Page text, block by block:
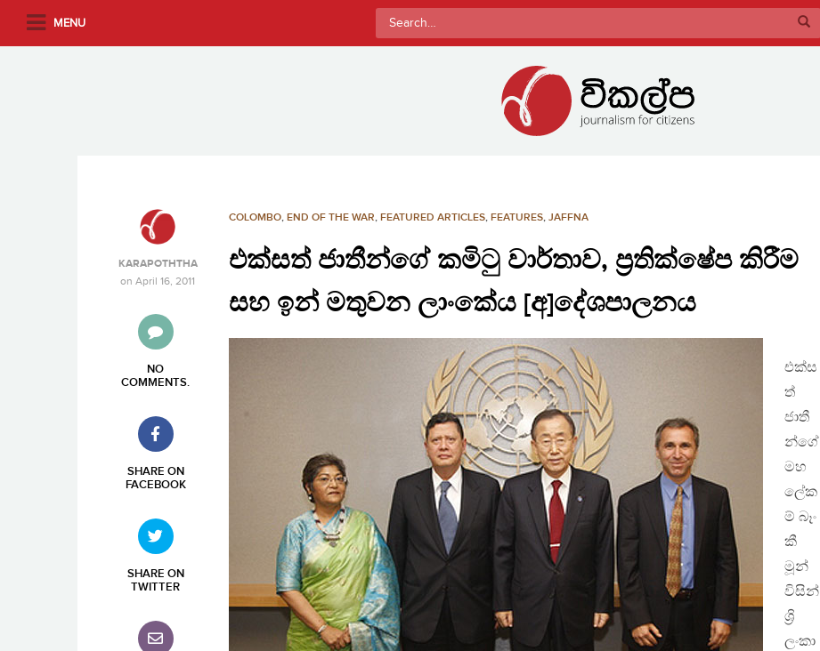
MENU
Search
for:
COLOMBO, END OF THE WAR, FEATURED ARTICLES, FEATURES, JAFFNA
එක්සත් ජාතීන්ගේ කමිටු වාර්තාව, ප්‍රතික්ෂේප කිරීම
සහ ඉන් මතුවන ලාංකේය [අ]දේශපාලනය
KARAPOTHTHA
on April 16, 2011
NO
COMMENTS.
SHARE ON
FACEBOOK
SHARE ON
TWITTER
එක්ස
ත්
ජාතී
න්ගේ
මහ
ලේක
ම් බෑං
කී
මූන්
විසින්
ශ්‍රි
ලංකා